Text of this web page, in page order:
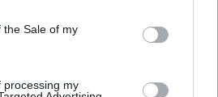
purposes in below Google
the Sale of my
processing my